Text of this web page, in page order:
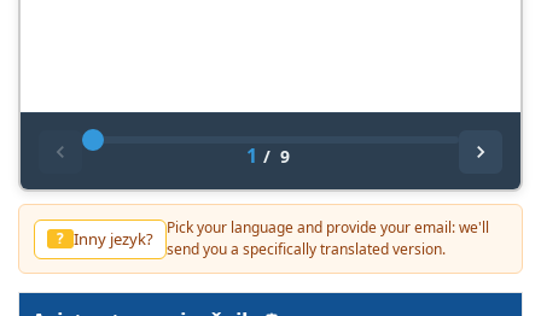
1 / 9
? Inny jezyk?
Pick your language and provide your email: we'll
send you a specifically translated version.